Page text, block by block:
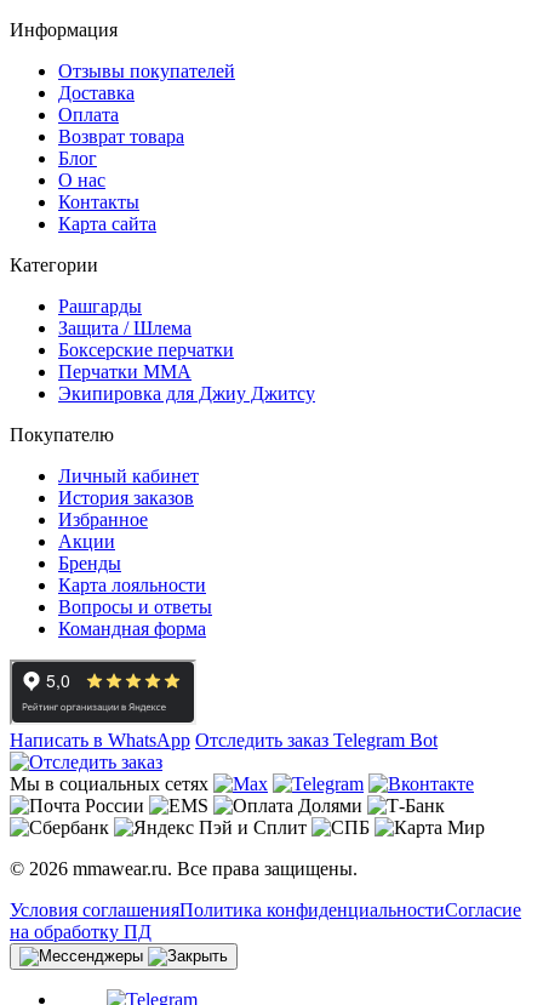
Информация
Отзывы покупателей
Доставка
Оплата
Возврат товара
Блог
О нас
Контакты
Карта сайта
Категории
Рашгарды
Защита / Шлема
Боксерские перчатки
Перчатки ММА
Экипировка для Джиу Джитсу
Покупателю
Личный кабинет
История заказов
Избранное
Акции
Бренды
Карта лояльности
Вопросы и ответы
Командная форма
Написать в WhatsApp Отследить заказ Telegram Bot
Мы в социальных сетях
© 2026 mmawear.ru. Все права защищены.
Условия соглашенияПолитика конфиденциальностиСогласие
на обработку ПД